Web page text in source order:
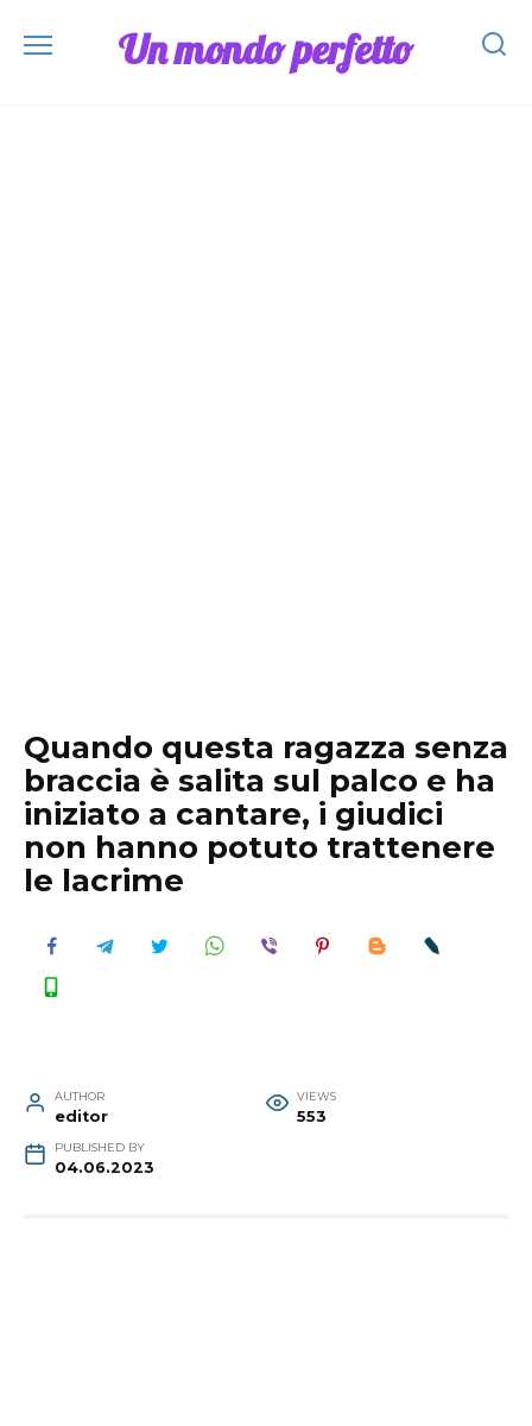
Un mondo perfetto
Quando questa ragazza senza
braccia è salita sul palco e ha
iniziato a cantare, i giudici
non hanno potuto trattenere
le lacrime
AUTHOR
editor
VIEWS
553
PUBLISHED BY
04.06.2023